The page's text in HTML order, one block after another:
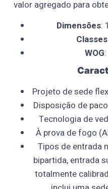
valor agregado para
Dimensões:
WOG
Projeto de sede
Disposição de
Tecnologia de
À prova de fogo
Tipos de entrada
bipartida, entrada
totalmente